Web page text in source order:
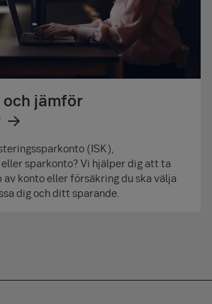
och jämför
(ISK),
sparkonto? Vi hjälper dig att ta
konto eller försäkring du ska välja
dig och ditt sparande.